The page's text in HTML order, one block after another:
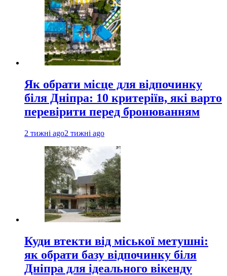
Як обрати місце для відпочинку
біля Дніпра: 10 критеріїв, які варто
перевірити перед бронюванням
2 тижні ago2 тижні ago
Куди втекти від міської метушні:
як обрати базу відпочинку біля
Дніпра для ідеального вікенду